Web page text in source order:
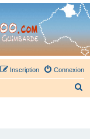
communauté.
Connexion
Inscription